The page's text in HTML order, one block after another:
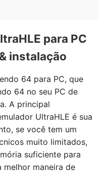
para PC
instalação
64 para PC, que
64 no seu PC de
A principal
UltraHLE é sua
se você tem um
muito limitados,
suficiente para
melhor maneira de